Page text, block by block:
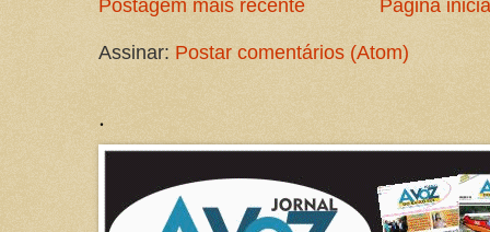
Postagem mais recente Página
Assinar: Postar comentários (Atom)
.